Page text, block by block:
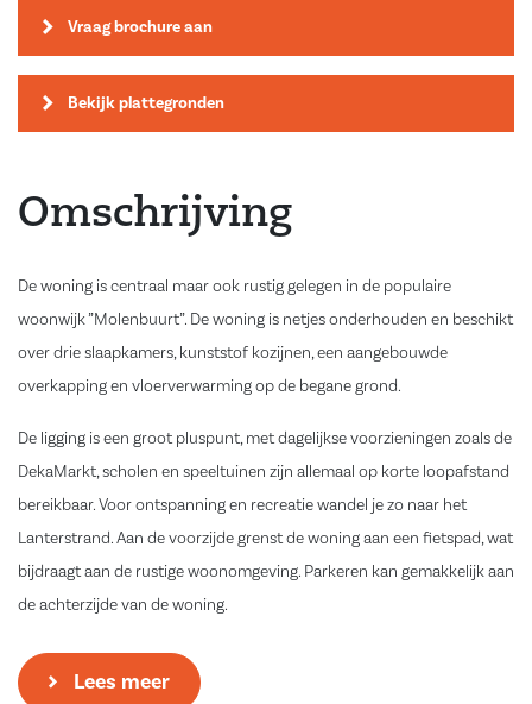
Vraag brochure aan
Bekijk plattegronden
Omschrijving
De woning is centraal maar ook rustig gelegen in de populaire
woonwijk ”Molenbuurt”. De woning is netjes onderhouden en beschikt
over drie slaapkamers, kunststof kozijnen, een aangebouwde
overkapping en vloerverwarming op de begane grond.
De ligging is een groot pluspunt, met dagelijkse voorzieningen zoals de
DekaMarkt, scholen en speeltuinen zijn allemaal op korte loopafstand
bereikbaar. Voor ontspanning en recreatie wandel je zo naar het
Lanterstrand. Aan de voorzijde grenst de woning aan een fietspad, wat
bijdraagt aan de rustige woonomgeving. Parkeren kan gemakkelijk aan
de achterzijde van de woning.
Indeling;
Begane grond:Lees meer